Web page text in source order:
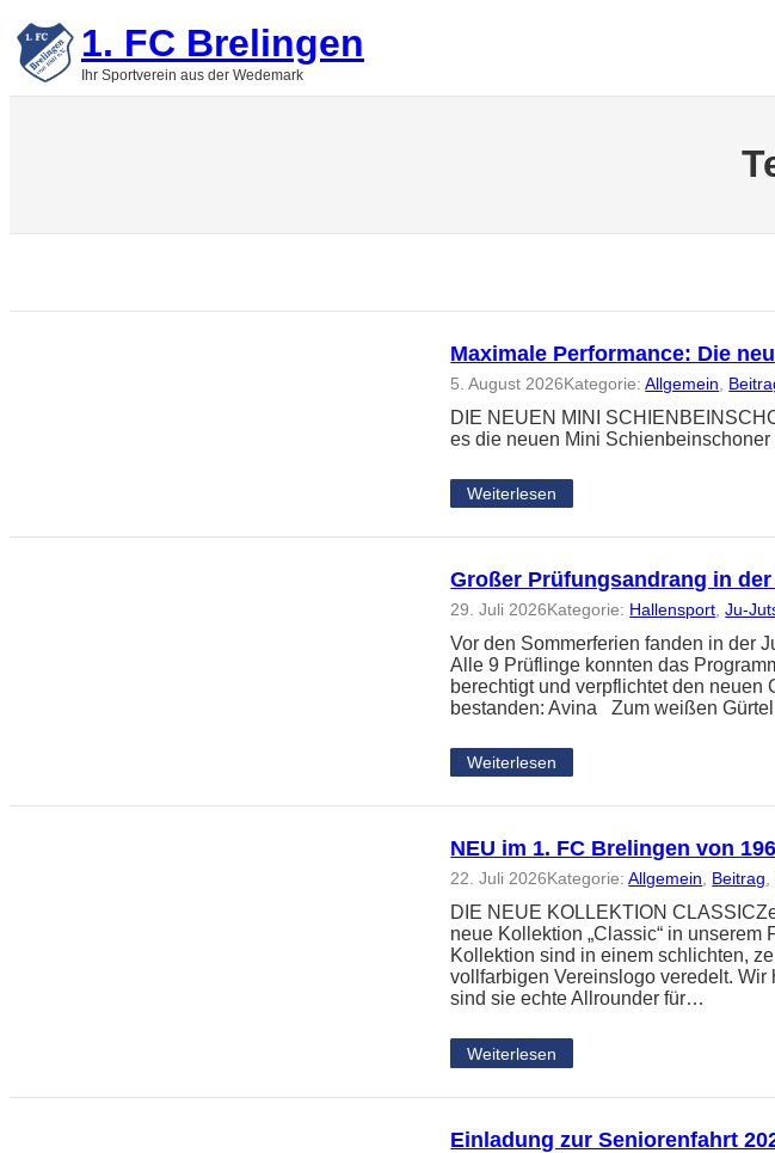
Zum
Inhalt
springen1. FC Brelingen
Ihr Sportverein aus der Wedemark
Maximale Performance: Die
5. August 2026Kategorie:Allgemein
DIE NEUEN MINI
es die neuen Mini
Weiterlesen
Großer Prüfungsandrang in
29. Juli 2026Kategorie: Hallensport , Ju-
Vor den Sommerferien fanden in der
Alle 9 Prüflinge konnten das
berechtigt und verpflichtet den
bestanden: Avina Zum weißen
Weiterlesen
NEU im 1. FC Brelingen von
22. Juli 2026Kategorie:Allgemein, Beitrag,
DIE NEUE KOLLEKTION
neue Kollektion „Classic“ in
Kollektion sind in einem schlichten,
vollfarbigen Vereinslogo veredelt.
sind sie echte Allrounder für…
Weiterlesen
Einladung zur Seniorenfahrt